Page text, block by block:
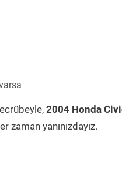
2004 Honda
zaman yanınızdayız.